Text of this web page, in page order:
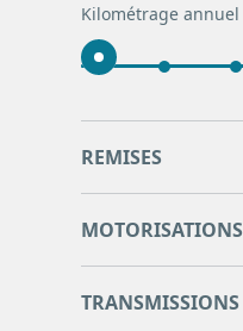
Kilométrage annuel
REMISES
MOTORISATIONS
TRANSMISSIONS